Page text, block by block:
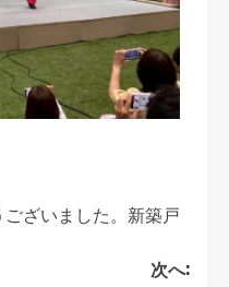
ざいました。新築戸
次へ: